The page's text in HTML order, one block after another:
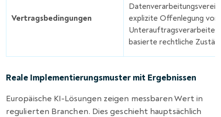
Vertragsbedingungen
explizite Offenlegung von
basierte rechtliche
Reale Implementierungsmuster mit Ergebnissen
Europäische KI-Lösungen zeigen messbaren Wert in
regulierten Branchen. Dies geschieht hauptsächlich